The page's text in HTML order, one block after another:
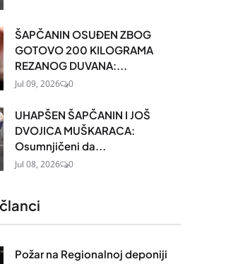
ŠAPČANIN OSUĐEN ZBOG
GOTOVO 200 KILOGRAMA
REZANOG DUVANA:...
Jul 09, 2026 0
UHAPŠEN ŠAPČANIN I JOŠ
DVOJICA MUŠKARACA:
Osumnjičeni da...
Jul 08, 2026 0
Požar na Regionalnoj deponiji